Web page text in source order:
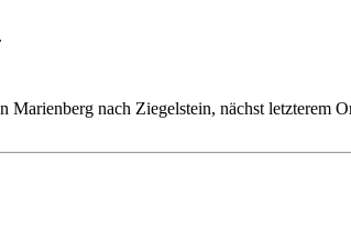
Marienberg nach Ziegelstein, nächst letzterem